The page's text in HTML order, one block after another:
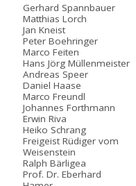
Gerhard Spannbauer
Matthias Lorch
Jan Kneist
Peter Boehringer
Marco Feiten
Hans Jörg Müllenmeister
Andreas Speer
Daniel Haase
Marco Freundl
Johannes Forthmann
Erwin Riva
Heiko Schrang
Freigeist Rüdiger vom
Weisenstein
Ralph Bärligea
Prof. Dr. Eberhard